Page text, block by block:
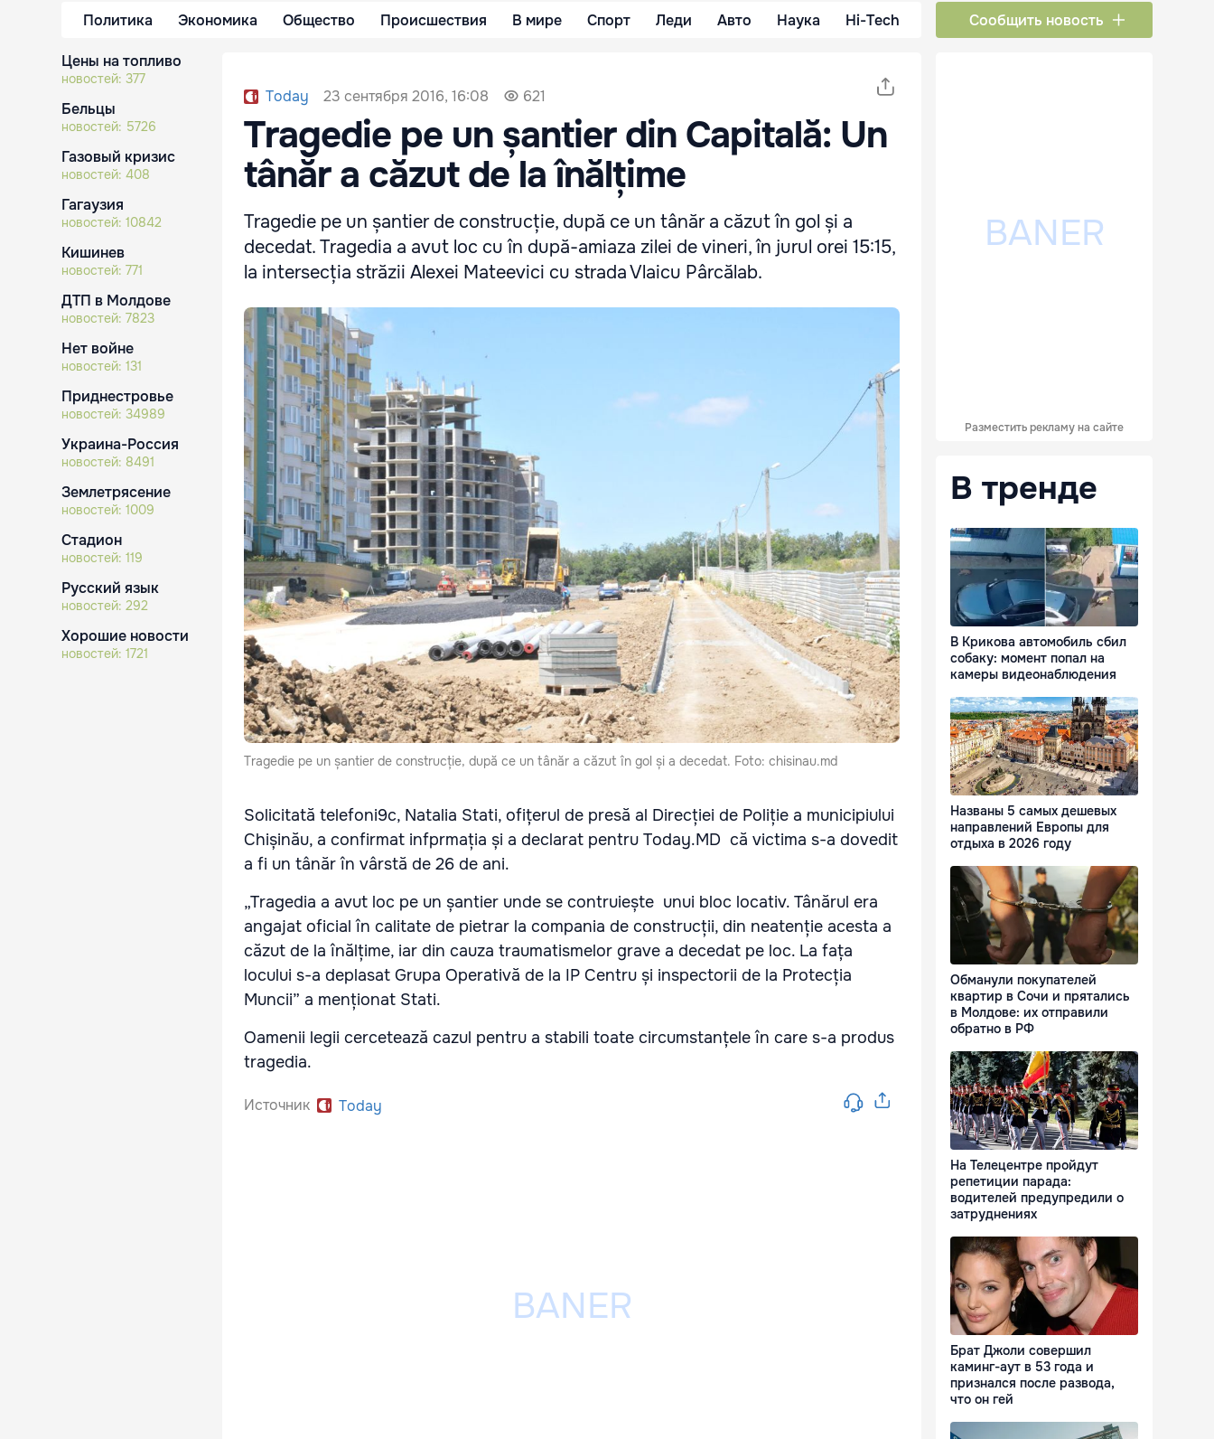
Политика Экономика Общество Происшествия В мире Спорт Леди Авто Наука Hi-Tech Сообщить новость
Цены на топливо
новостей: 377
Бельцы
новостей: 5726
Газовый кризис
новостей: 408
Гагаузия
новостей: 10842
Кишинев
новостей: 771
ДТП в Молдове
новостей: 7823
Нет войне
новостей: 131
Приднестровье
новостей: 34989
Украина-Россия
новостей: 8491
Землетрясение
новостей: 1009
Стадион
новостей: 119
Русский язык
новостей: 292
Хорошие новости
новостей: 1721
Today 23 сентября 2016, 16:08 621
Tragedie pe un șantier din Capitală: Un
tânăr a căzut de la înălțime
Tragedie pe un șantier de construcție, după ce un tânăr a căzut în gol și a
decedat. Tragedia a avut loc cu în după-amiaza zilei de vineri, în jurul orei 15:15,
la intersecția străzii Alexei Mateevici cu strada Vlaicu Pârcălab.
Tragedie pe un șantier de construcție, după ce un tânăr a căzut în gol și a decedat. Foto: chisinau.md
Solicitată telefoni9c, Natalia Stati, ofițerul de presă al Direcției de Poliție a municipiului
Chișinău, a confirmat infprmația și a declarat pentru Today.MD că victima s-a dovedit
a fi un tânăr în vârstă de 26 de ani.
„Tragedia a avut loc pe un șantier unde se contruiește unui bloc locativ. Tânărul era
angajat oficial în calitate de pietrar la compania de construcții, din neatenție acesta a
căzut de la înălțime, iar din cauza traumatismelor grave a decedat pe loc. La fața
locului s-a deplasat Grupa Operativă de la IP Centru și inspectorii de la Protecția
Muncii” a menționat Stati.
Oamenii legii cercetează cazul pentru a stabili toate circumstanțele în care s-a produs
tragedia.
Источник Today
Разместить рекламу на сайте
В тренде
В Крикова автомобиль сбил
собаку: момент попал на
камеры видеонаблюдения
Названы 5 самых дешевых
направлений Европы для
отдыха в 2026 году
Обманули покупателей
квартир в Сочи и прятались
в Молдове: их отправили
обратно в РФ
На Телецентре пройдут
репетиции парада:
водителей предупредили о
затруднениях
Брат Джоли совершил
каминг-аут в 53 года и
признался после развода,
что он гей